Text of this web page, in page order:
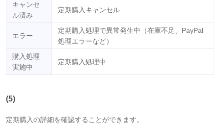
キャンセ
ル済み
定期購入キャンセル
エラー
定期購入処理で異常発生中（在庫不足、PayPal
処理エラーなど）
購入処理
実施中
定期購入処理中
(5)
定期購入の詳細を確認することができます。